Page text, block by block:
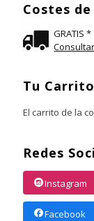
Costes
GRATIS *
Tu
El carrito de la
Redes
Instagram
Facebook